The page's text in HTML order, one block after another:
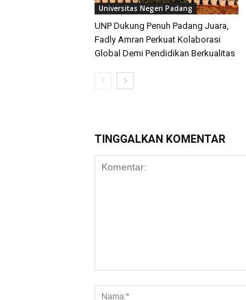
Universitas Negeri Padang
UNP Dukung Penuh Padang Juara,
Fadly Amran Perkuat Kolaborasi
Global Demi Pendidikan Berkualitas
TINGGALKAN KOMENTAR